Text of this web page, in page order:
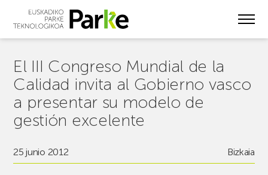
El III Congreso Mundial de la
Calidad invita al Gobierno vasco
a presentar su modelo de
gestión excelente
25 junio 2012 Bizkaia